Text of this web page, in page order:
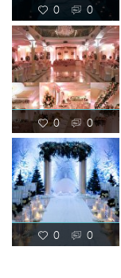
0 0
0 0
0 0